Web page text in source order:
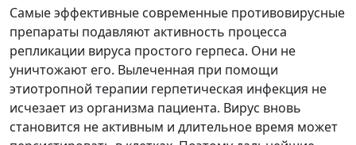
Самые эффективные современные противовирусные
препараты подавляют активность процесса
репликации вируса простого герпеса. Они не
уничтожают его. Вылеченная при помощи
этиотропной терапии герпетическая инфекция не
исчезает из организма пациента. Вирус вновь
становится не активным и длительное время может